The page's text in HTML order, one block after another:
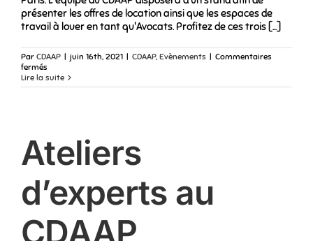
présenter les offres de location ainsi que les espaces de
travail à louer en tant qu'Avocats. Profitez de ces trois [...]
Par CDAAP | juin 16th, 2021 | CDAAP, Evènements | Commentaires
fermés
Campus
Avocats
rencontrer
!
Lire la suite
Ateliers
d’experts au
CDAAP